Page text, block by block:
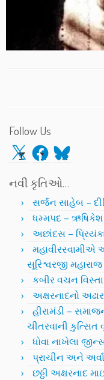
Follow Us
X Facebook
Bluesky
નવી કૃતિઓ…
સર્જન સાહેબ –
ધમ્મપદ –
અછાંદસ –
મહાવીરસ્વામીએ
સૂરિશ્વરજી મહારાજ
કબીર વચન
અક્ષરનાદનો
હીરામંડી –
ચીતરવાની કુત્સિત
ધોવા નાખેલા
પ્રાચીન અને
છઠ્ઠી અક્ષરનાદ